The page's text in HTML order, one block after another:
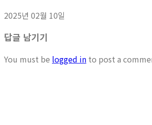
2025년 02월 10일
답글 남기기
You must be logged in to post a